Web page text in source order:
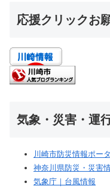
応援クリックお
気象・災害・運
川崎市防災情報ポー
神奈川県防災・災害
気象庁｜台風情報